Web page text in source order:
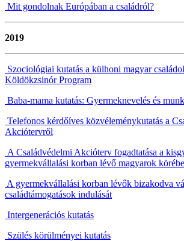
Mit gondolnak Európában a családról?
2019
Szociológiai kutatás a külhoni magyar
Köldökzsinór Program
Baba-mama kutatás: Gyermeknevelés és
Telefonos kérdőíves közvéleménykutatás a
Akciótervről
A Családvédelmi Akcióterv fogadtatása a
gyermekvállalási korban lévő magyarok
A gyermekvállalási korban lévők bizakodva
családtámogatások indulását
Intergenerációs kutatás
Szülés körülményei kutatás